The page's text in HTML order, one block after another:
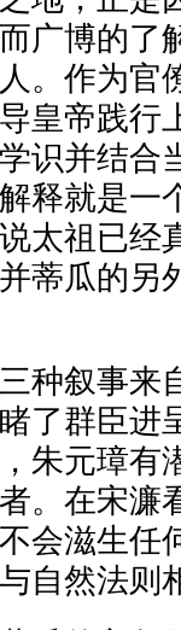
广博的了
。作为官
皇帝践行
识并结合
释就是一
太祖已经
蒂瓜的另
种叙事来
了群臣进
朱元璋有
。在宋濂
会滋生任
自然法则